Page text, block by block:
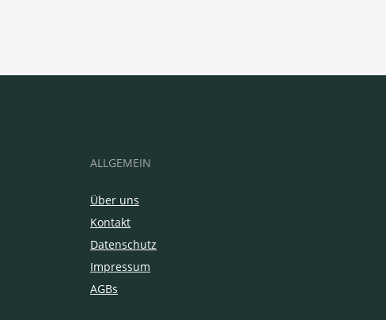
ALLGEMEIN
Über uns
Kontakt
Datenschutz
Impressum
AGBs